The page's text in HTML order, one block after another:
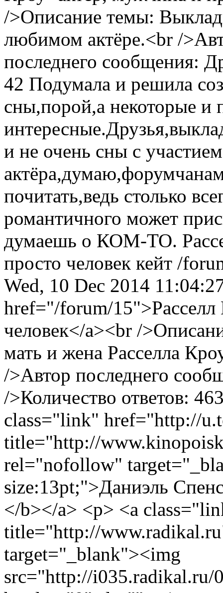
/>Описание темы:
любимом актёре.<br /
последнего сообщения:
42 Подумала и решила
сны,порой,а некоторые и
и не очень сны с
почитать,ведь столько
романтичного может
думаешь о КОМ-ТО.
просто человек кейт /
Wed, 10 Dec 2014
href="/forum/
человек</a><br /
мать и жена Расселла
/>Автор последнего
/>Количество ответов:
class="link" href="http://
title="http://
rel="nofollow"
size:13pt;">Даниэль
</b></a> <p> <a
title="http://
target="_blank"><img
src="http://i035.radikal.ru/